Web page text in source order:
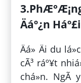
Äáº¿n
Äá» Äi du
cÃ³ ráº¥t
chá»n. NgÃ